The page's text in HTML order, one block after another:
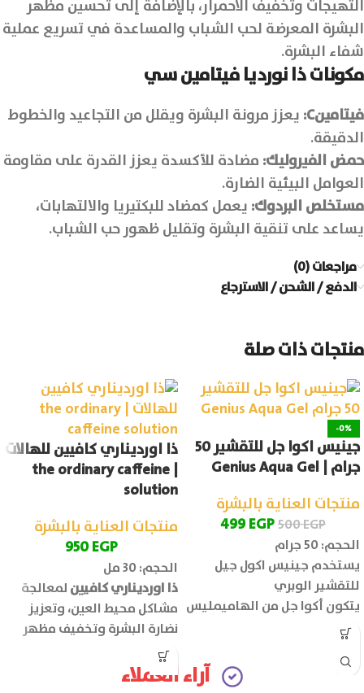
التهيجات وتخفيف الاحمرار، بالإضافة إلى تحسين مظهر
البشرة المعرضة لحب الشباب والمساعدة في تسريع عملية
شفاء البشرة.
مكوناتذا نورديافيتامين سي
فيتامينC
: يعزز مرونة البشرة ويقلل من التجاعيد والخطوط
الدقيقة.
حمض الفيروليك: مضادة للأكسدة يعزز القدرة على مقاومة
العوامل البيئية الضارة.
مستخلص البردوك: يعمل كمضاد للبكتيريا والالتهابات،
يساعد على تنقية البشرة وتقليل ظهور حب الشباب.
مراجعات (0)
الدفع / الشحن / الاسترجاع
منتجات ذات صلة
-0%
جينيس اكوا جل للتقشير 50
جرام | Genius Aqua Gel
منتجات العناية بالبشرة
500EGP
499EGP
الحجم: 50 جرام
يستخدم جينيس اكول جيل
للتقشير الوبري
يتكون أكوا جل من الهاميمليس
ومستخلص الشاي الأخضر
وستريك اسيد ومستخلص
الصبار والهيالورونيك.
ذا اورديناري كافيين للهالات
| the ordinary caffeine
solution
منتجات العناية بالبشرة
950EGP
الحجم: 30 مل
ذا اورديناري كافيينلمعالجة
مشاكل محيط العين، وتعزيز
نضارة البشرة وتخفيف مظهر
علامات الإجهاد.
آراء العملاء